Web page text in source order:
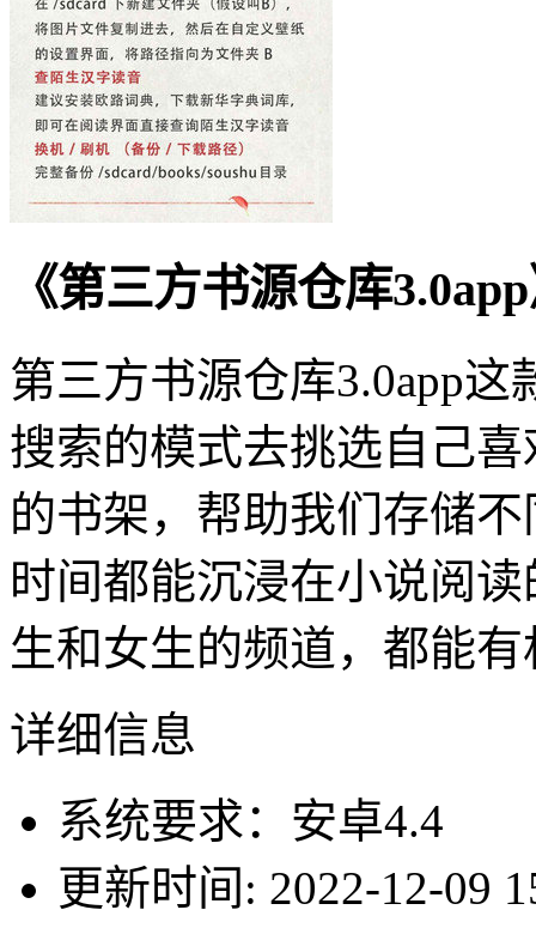
《第三方书源仓库
第三方书源仓库3.0app
搜索的模式去挑选自己
的书架，帮助我们存储
时间都能沉浸在小说阅
生和女生的频道，都能
详细信息
系统要求：安卓4.4
更新时间: 2022-12-09